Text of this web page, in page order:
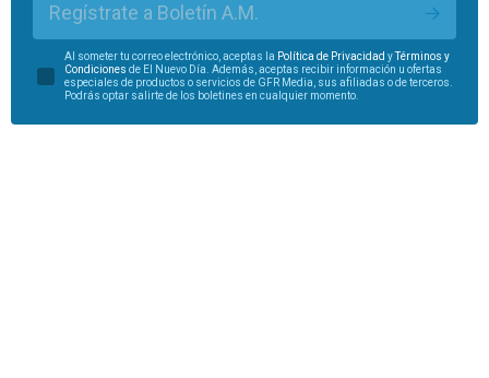
Regístrate a Boletín A.M.
Al someter tu correo electrónico, aceptas la Política de Privacidad y
Términos y
Condiciones de El Nuevo Día. Además, aceptas recibir información u ofertas
especiales de productos o servicios de GFR Media, sus afiliadas o de terceros.
Podrás optar salirte de los boletines en cualquier momento.